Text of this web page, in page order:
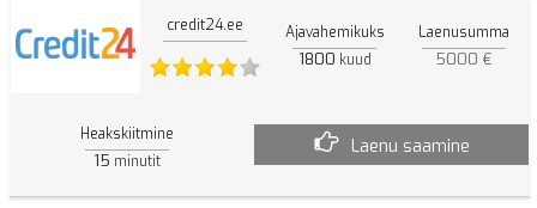
credit24.ee Ajavahemikuks
1800 kuud
Laenusumma
5000 €
Heakskiitmine
15 minutit
Laenu saamine